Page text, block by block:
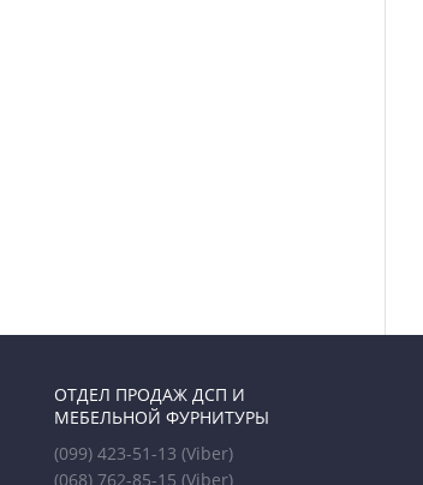
ОТДЕЛ ПРОДАЖ ДСП И
МЕБЕЛЬНОЙ ФУРНИТУРЫ
(099) 423-51-13(Viber)
(068) 762-85-15(Viber)